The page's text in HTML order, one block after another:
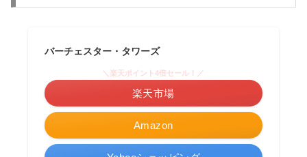
バーチェスター・タワーズ
Amazon
＼楽天ポイント4倍セール！／
楽天市場